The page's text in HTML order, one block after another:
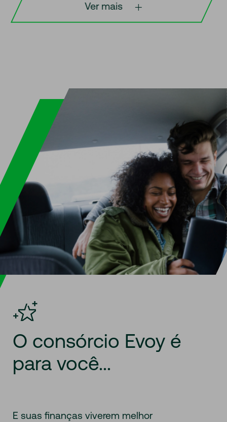
Ver mais
O consórcio Evoy é
para você...
E suas finanças viverem melhor